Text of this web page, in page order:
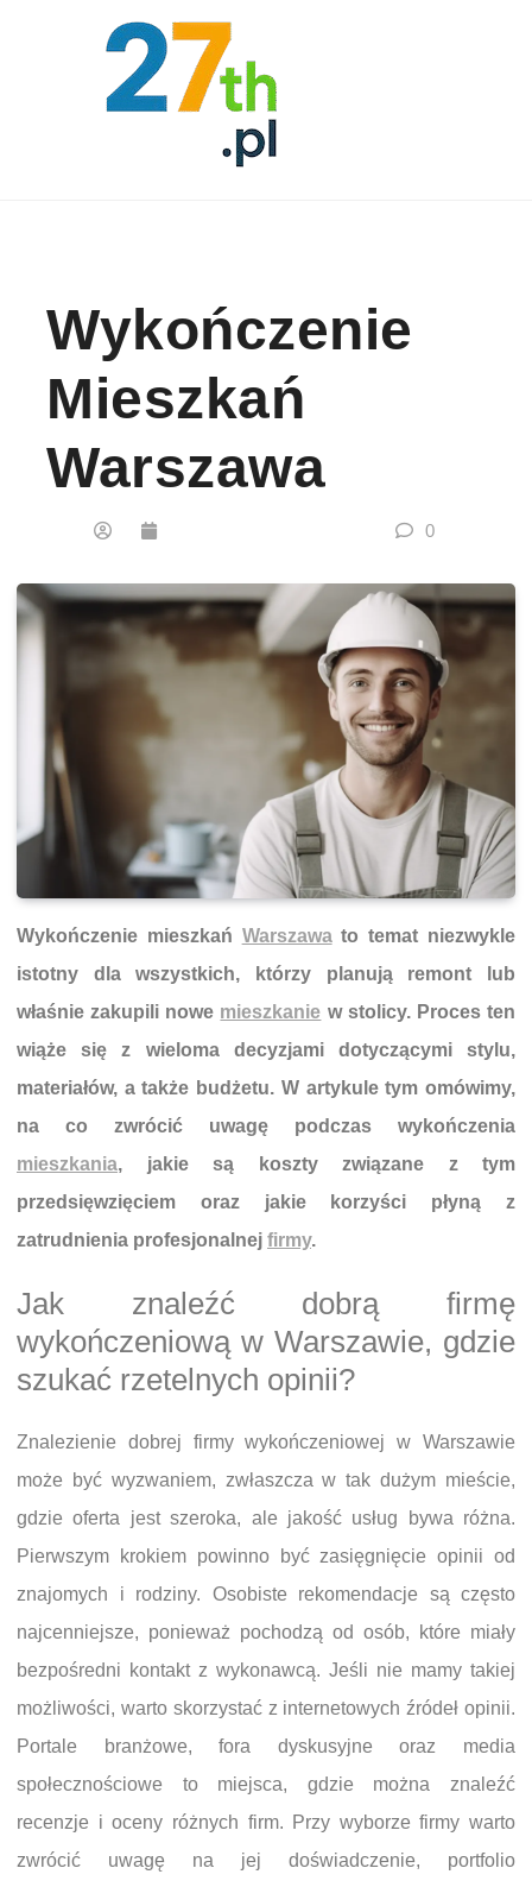
Wykończenie
Mieszkań
Warszawa
0
Wykończenie mieszkań Warszawato temat niezwykle
istotny dla wszystkich, którzy planują remont lub
właśnie zakupili nowe mieszkanie w stolicy. Proces ten
wiąże się z wieloma decyzjami dotyczącymi stylu,
materiałów, a także budżetu. W artykule tym omówimy,
na co zwrócić uwagę podczas wykończenia
mieszkania, jakie są koszty związane z tym
przedsięwzięciem oraz jakie korzyści płyną z
zatrudnienia profesjonalnej firmy.
Jak znaleźć dobrą firmę
wykończeniową w Warszawie, gdzie
szukać rzetelnych opinii?
Znalezienie dobrej firmy wykończeniowej w Warszawie
może być wyzwaniem, zwłaszcza w tak dużym mieście,
gdzie oferta jest szeroka, ale jakość usług bywa różna.
Pierwszym krokiem powinno być zasięgnięcie opinii od
znajomych i rodziny. Osobiste rekomendacje są często
najcenniejsze, ponieważ pochodzą od osób, które miały
bezpośredni kontakt z wykonawcą. Jeśli nie mamy takiej
możliwości, warto skorzystać z internetowych źródeł opinii.
Portale branżowe, fora dyskusyjne oraz media
społecznościowe to miejsca, gdzie można znaleźć
recenzje i oceny różnych firm. Przy wyborze firmy warto
zwrócić uwagę na jej doświadczenie, portfolio